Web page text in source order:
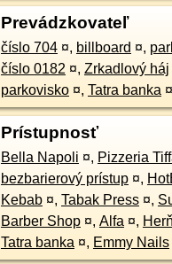
Prevádzkovateľ
číslo 704 ¤, billboard ¤,
číslo 0182 ¤, Zrkadlový háj
parkovisko ¤, Tatra banka ¤
Prístupnosť
Bella Napoli ¤, Pizzeria
bezbarierový prístup ¤,
Kebab ¤, Tabak Press ¤,
Barber Shop ¤, Alfa ¤,
Tatra banka ¤, Emmy Nails